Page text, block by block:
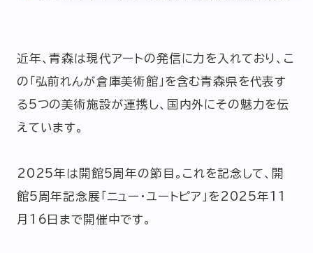
近年、青森は現代アートの発信に力を入れており、こ
の「弘前れんが倉庫美術館」を含む青森県を代表す
る5つの美術施設が連携し、国内外にその魅力を伝
えています。
2025年は開館5周年の節目。これを記念して、開
館5周年記念展「ニュー・ユートピア」を2025年11
月16日まで開催中です。